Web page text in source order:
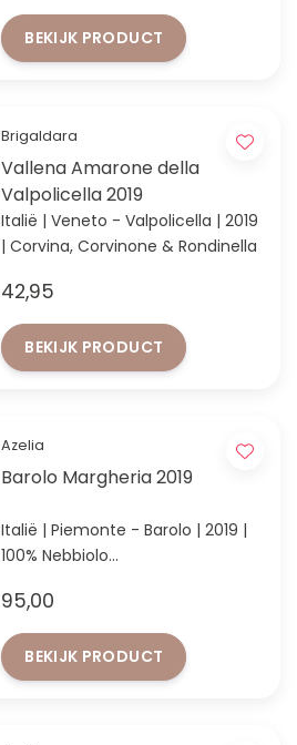
tussen prijs & kwaliteit
BEKIJK PRODUCT
Brigaldara
Vallena Amarone della
Valpolicella 2019
Italië | Veneto - Valpolicella | 2019
| Corvina, Corvinone & Rondinella
42,95
BEKIJK PRODUCT
Azelia
Barolo Margheria 2019
Italië | Piemonte - Barolo | 2019 |
100% Nebbiolo
Wine Advocate
95,00
BEKIJK PRODUCT